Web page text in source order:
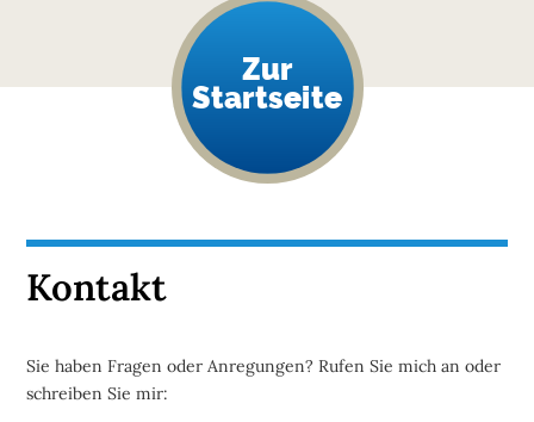
Zur
Startseite
Kontakt
Sie haben Fragen oder Anregungen? Rufen Sie mich an oder
schreiben Sie mir: